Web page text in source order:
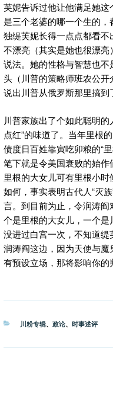
芙妮告诉过他让他满足她
是三个老婆的哪一个生的
独缇芙妮长得一点点都看
不漂亮（其实是她也很漂
说法。她的性格与智慧也
头（川普的策略师班农公开
说出川普从俄罗斯那里搞到
川普家族出了个如此聪明
点红”的味道了。当年里根
债度日百姓靠寅吃卯粮的“
笔下就是令美国衰败的始作
里根的大女儿可有里根小
如何，事实表明古代人“灭
言。到目前为止，令润涛
个是里根的大女儿，一个
没进过白宫一次，不知道
润涛阎这边，因为天使与
有预设立场，那将影响你的
分
川粉专辑、 政论、 时事述评